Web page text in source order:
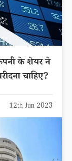
ने
चाहिए?
12th Jun 2023